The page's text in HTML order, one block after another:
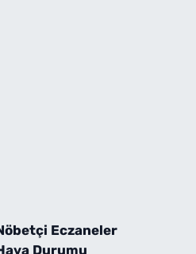
Eczaneler
Durumu